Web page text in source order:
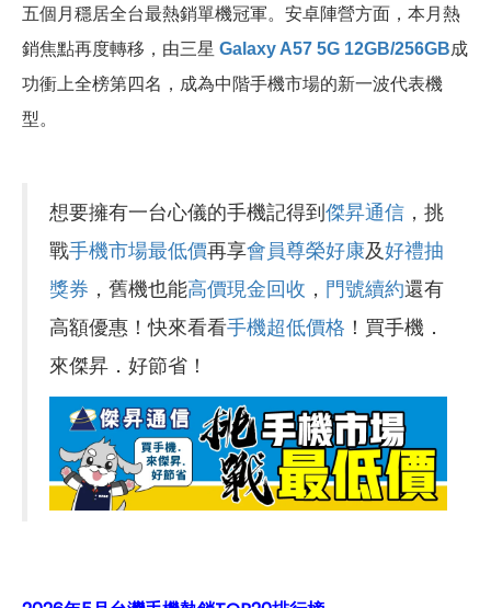
五個月穩居全台最熱銷單機冠軍。安卓陣營方面，本月熱
銷焦點再度轉移，由三星 Galaxy A57 5G 12GB/256GB成
功衝上全榜第四名，成為中階手機市場的新一波代表機
型。
想要擁有一台心儀的手機記得到傑昇通信 ，挑
戰手機市場最低價再享會員尊榮好康及好禮抽
獎券 ，舊機也能高價現金回收 ， 門號續約還有
高額優惠！快來看看手機超低價格 ！買手機．
來傑昇．好節省！